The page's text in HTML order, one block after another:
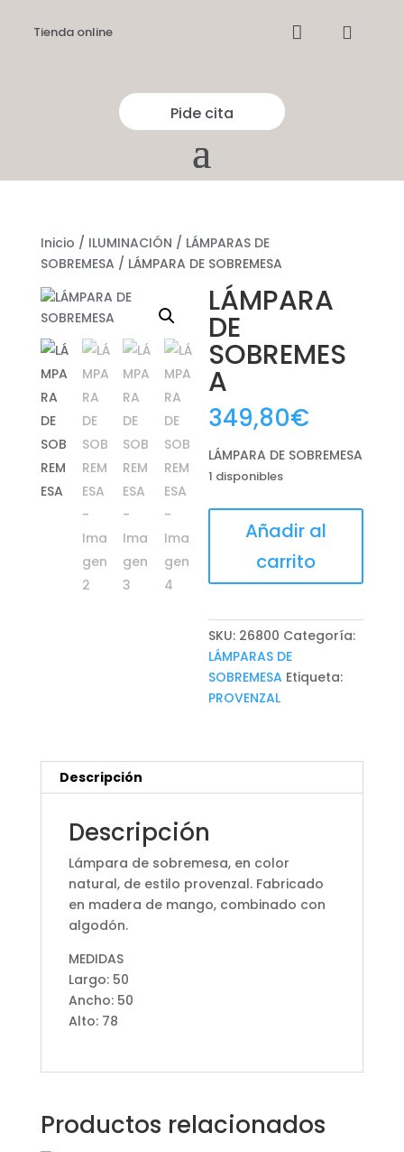
Tienda online  
Pide cita
Inicio / ILUMINACIÓN / LÁMPARAS DE
SOBREMESA / LÁMPARA DE SOBREMESA
LÁMPARA
DE
SOBREMES
A
349,80€
LÁMPARA DE SOBREMESA
1 disponibles
SOBREMESA
cantidad
Añadir al
carrito
SKU: 26800 Categoría:
LÁMPARAS DE
SOBREMESA Etiqueta:
PROVENZAL
Descripción
Descripción
Lámpara de sobremesa, en color
natural, de estilo provenzal. Fabricado
en madera de mango, combinado con
algodón.
MEDIDAS
Largo: 50
Ancho: 50
Alto: 78
Productos relacionados